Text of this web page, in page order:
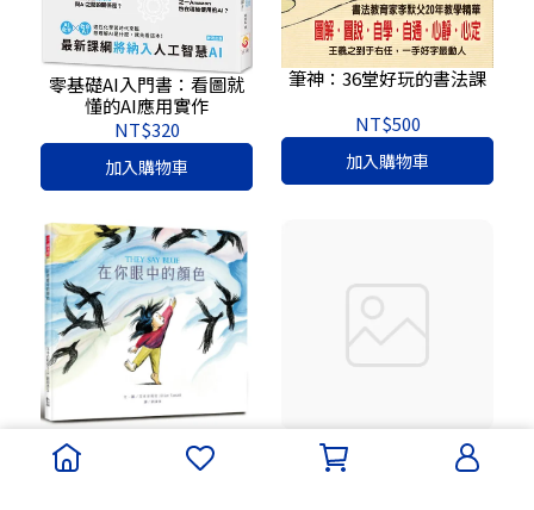
零基礎AI入門書：看圖就
懂的AI應用實作
NT$320
加入購物車
筆神：36堂好玩的書法課
NT$500
加入購物車
做一件春天的洋裝【書衣
版】（附贈獨家設計一筆